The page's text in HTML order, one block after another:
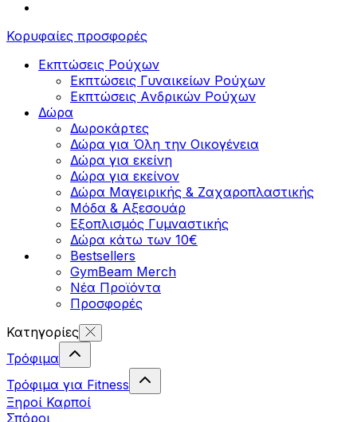
Κορυφαίες προσφορές
Εκπτώσεις Ρούχων
Εκπτώσεις Γυναικείων Ρούχων
Εκπτώσεις Aνδρικών Ρούχων
Δώρα
Δωροκάρτες
Δώρα για Όλη την Οικογένεια
Δώρα για εκείνη
Δώρα για εκείνον
Δώρα Μαγειρικής & Ζαχαροπλαστικής
Μόδα & Αξεσουάρ
Εξοπλισμός Γυμναστικής
Δώρα κάτω των 10€
Bestsellers
GymBeam Merch
Νέα Προϊόντα
Προσφορές
Κατηγορίες
Τρόφιμα
Τρόφιμα για Fitness
Ξηροί Καρποί
Σπόροι